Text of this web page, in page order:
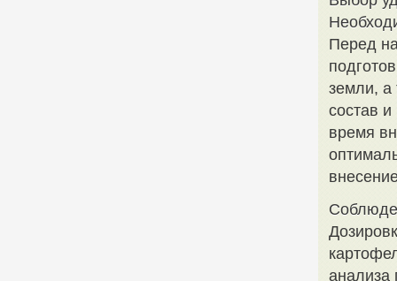
Перед
земли, а
состав
время
анализа